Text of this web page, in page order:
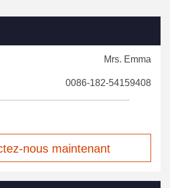
Mrs. Emma
0086-182-54159408
nous maintenant